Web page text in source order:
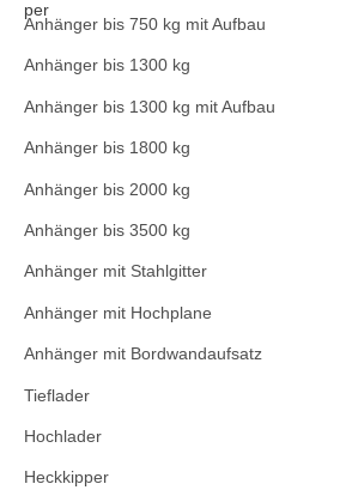
Anhänger bis 750 kg mit Aufbau
Anhänger bis 1300 kg
Anhänger bis 1300 kg mit Aufbau
Anhänger bis 1800 kg
Anhänger bis 2000 kg
Anhänger bis 3500 kg
Anhänger mit Stahlgitter
Anhänger mit Hochplane
Anhänger mit Bordwandaufsatz
Tieflader
Hochlader
Heckkipper